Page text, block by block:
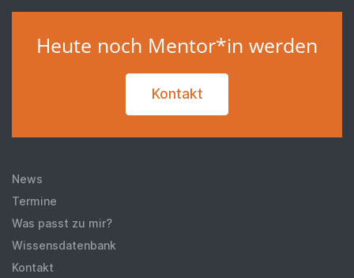
Heute noch Mentor*in werden
Kontakt
News
Termine
Was passt zu mir?
Wissensdatenbank
Kontakt